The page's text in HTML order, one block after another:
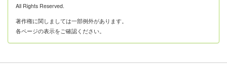
All Rights Reserved.
著作権に関しましては一部例外があります。
各ページの表示をご確認ください。